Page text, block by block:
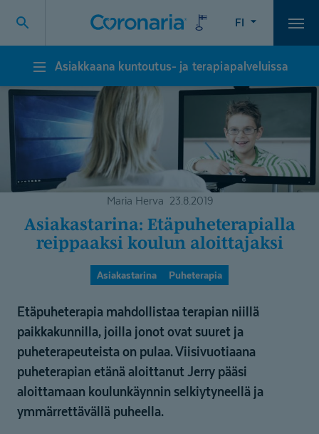
FI
Asiakkaana
kuntoutus-
terapiapalveluissa
Asiakkaana kuntoutus- ja terapiapalveluissa
Maria Herva 23.8.2019
Asiakastarina: Etäpuhete­ra­pialla
reippaaksi koulun aloittajaksi
Asiakastarina Puheterapia
Etäpuheterapia mahdollistaa terapian niillä
paikkakunnilla, joilla jonot ovat suuret ja
puheterapeuteista on pulaa. Viisivuotiaana
puheterapian etänä aloittanut Jerry pääsi
aloittamaan koulunkäynnin selkiytyneellä ja
ymmärrettävällä puheella.